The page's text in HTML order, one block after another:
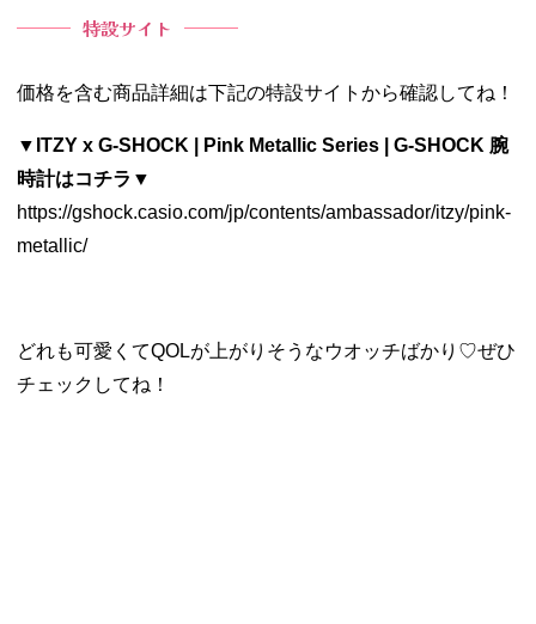
特設サイト
価格を含む商品詳細は下記の特設サイトから確認してね！
▼ITZY x G-SHOCK | Pink Metallic Series | G-SHOCK 腕
時計はコチラ▼
https://gshock.casio.com/jp/contents/ambassador/itzy/pink-
metallic/
どれも可愛くてQOLが上がりそうなウオッチばかり♡ぜひ
チェックしてね！